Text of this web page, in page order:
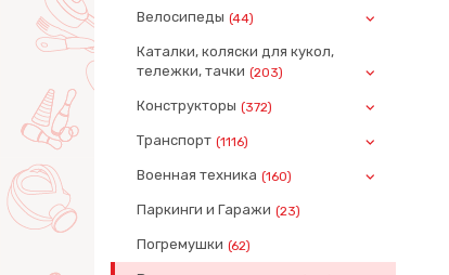
Велосипеды (44)
Каталки, коляски для кукол,
тележки, тачки (203)
Конструкторы (372)
Транспорт (1116)
Военная техника (160)
Паркинги и Гаражи (23)
Погремушки (62)